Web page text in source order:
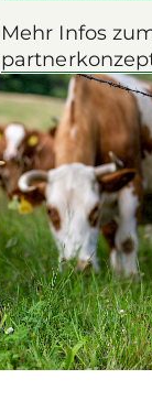
Mehr Infos